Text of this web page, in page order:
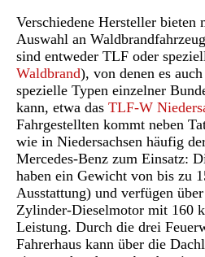
Verschiedene Hersteller bieten
Auswahl an
sind entweder TLF oder
Waldbrand), von denen es
spezielle Typen einzelner
kann, etwa das TLF-W
Fahrgestellten kommt neben
wie in Niedersachsen häufig
Mercedes-Benz zum Einsatz:
haben ein Gewicht von bis zu
Ausstattung) und verfügen
Zylinder-Dieselmotor mit 160
Leistung. Durch die drei
Fahrerhaus kann über die